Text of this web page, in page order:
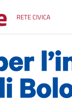
RETE CIVICA